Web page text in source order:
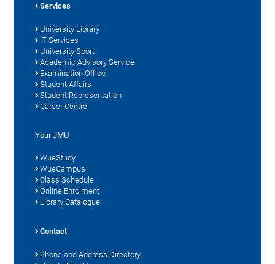
Services
University Library
IT Services
University Sport
Academic Advisory Service
Examination Office
Student Affairs
Student Representation
Career Centre
Your JMU
WueStudy
WueCampus
Class Schedule
Online Enrolment
Library Catalogue
Contact
Phone and Address Directory